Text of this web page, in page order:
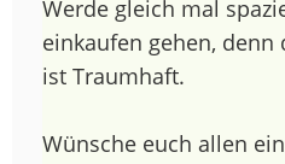
Werde gleich mal
einkaufen gehen, denn
ist Traumhaft.
Wünsche euch allen